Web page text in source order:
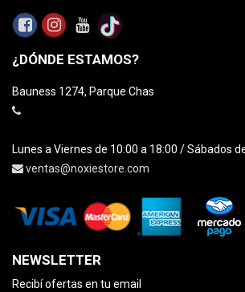
¿DÓNDE ESTAMOS?
Bauness 1274, Parque Chas
Lunes a Viernes de 10:00 a 18:00 / Sábados
ventas@noxiestore.com
NEWSLETTER
Recibí ofertas en tu email